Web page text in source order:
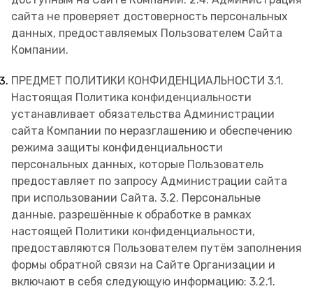
сайта не проверяет достоверность персональных
данных, предоставляемых Пользователем Сайта
Компании.
ПРЕДМЕТ ПОЛИТИКИ КОНФИДЕНЦИАЛЬНОСТИ 3.1.
Настоящая Политика конфиденциальности
устанавливает обязательства Администрации
сайта Компании по неразглашению и обеспечению
режима защиты конфиденциальности
персональных данных, которые Пользователь
предоставляет по запросу Администрации сайта
при использовании Сайта. 3.2. Персональные
данные, разрешённые к обработке в рамках
настоящей Политики конфиденциальности,
предоставляются Пользователем путём заполнения
формы обратной связи на Сайте Организации и
включают в себя следующую информацию: 3.2.1.